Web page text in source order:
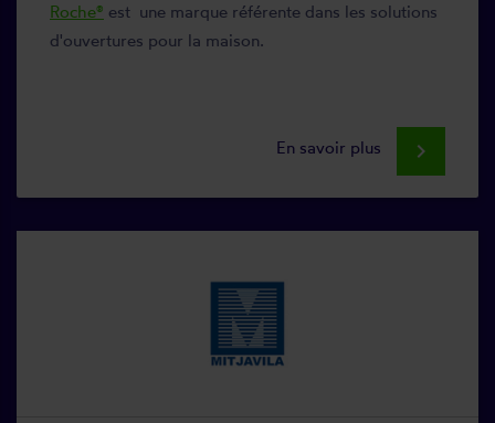
Roche® est une marque référente dans les solutions
d'ouvertures pour la maison.
En savoir plus keyboard_arrow_right